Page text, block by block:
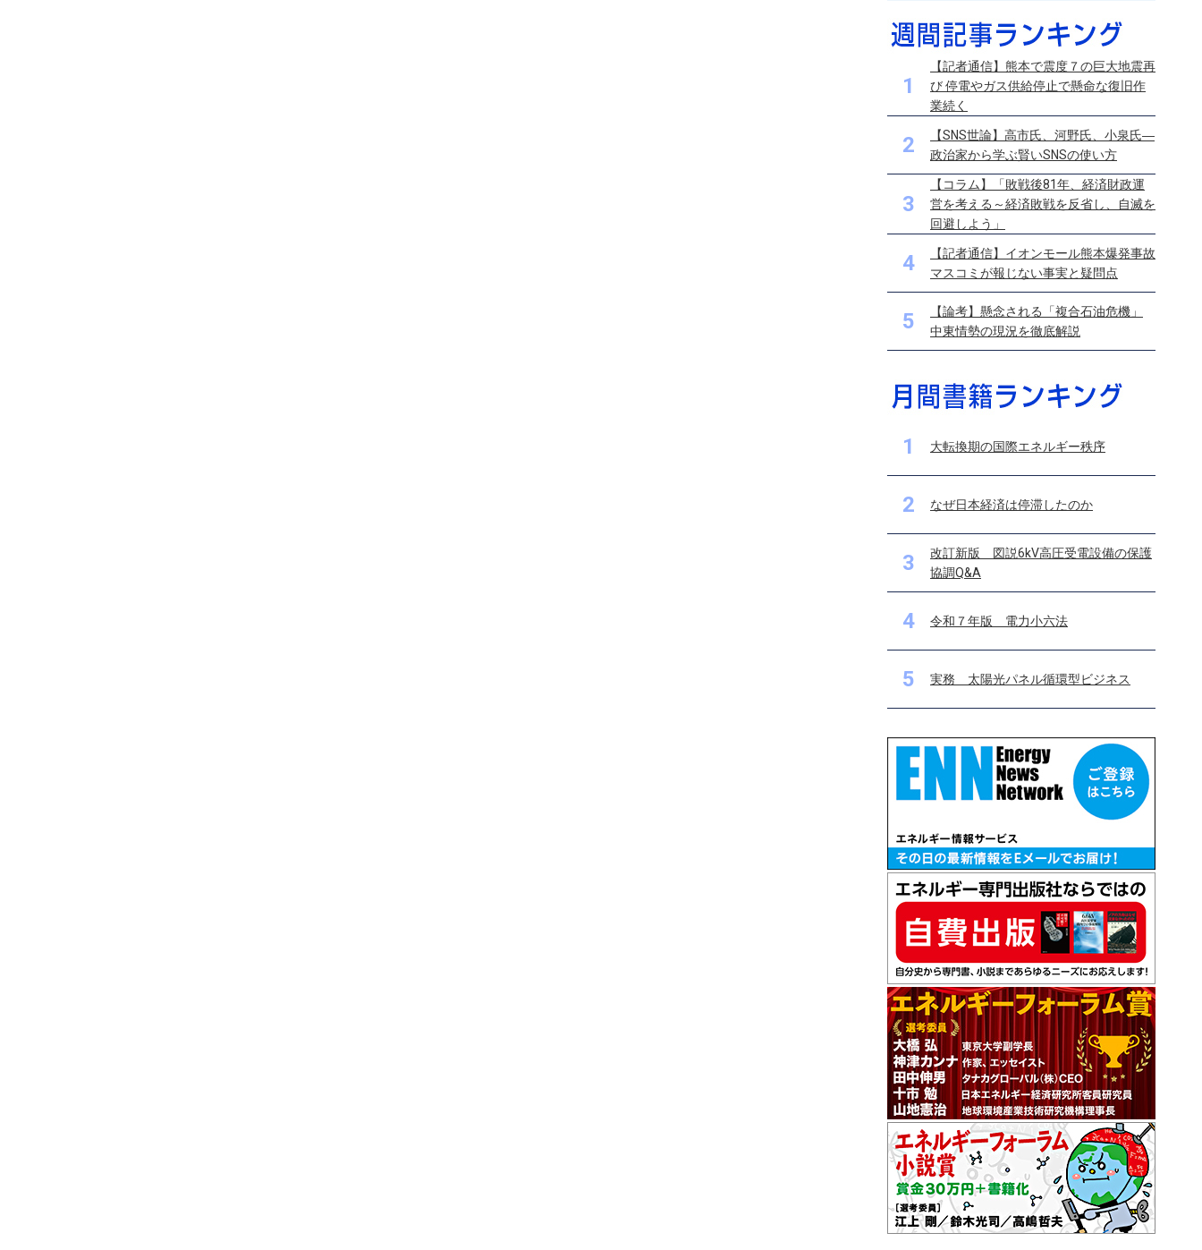
1
【記者通信】熊本で震度７の巨大地震再
び 停電やガス供給停止で懸命な復旧作
業続く
2
【SNS世論】高市氏、河野氏、小泉氏―
政治家から学ぶ賢いSNSの使い方
3
【コラム】「敗戦後81年、経済財政運
営を考える～経済敗戦を反省し、自滅を
回避しよう」
4
【記者通信】イオンモール熊本爆発事故
マスコミが報じない事実と疑問点
5
【論考】懸念される「複合石油危機」
中東情勢の現況を徹底解説
1 大転換期の国際エネルギー秩序
2 なぜ日本経済は停滞したのか
3
改訂新版 図説6kV高圧受電設備の保護
協調Q&A
4 令和７年版 電力小六法
5 実務 太陽光パネル循環型ビジネス